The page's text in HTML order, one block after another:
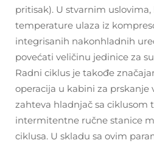
pritisak). U stvarnim uslovima,
temperature ulaza iz
integrisanih nakonhladnih
povećati veličinu jedinice za
Radni ciklus je takođe
operacija u kabini za prskanje
zahteva hladnjač sa ciklusom
intermitentne ručne stanice
ciklusa. U skladu sa ovim